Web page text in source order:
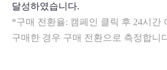
달성하였습니다.
*구매 전환율: 캠페인 클릭 후 24시간
구매한 경우 구매 전환으로 측정합니